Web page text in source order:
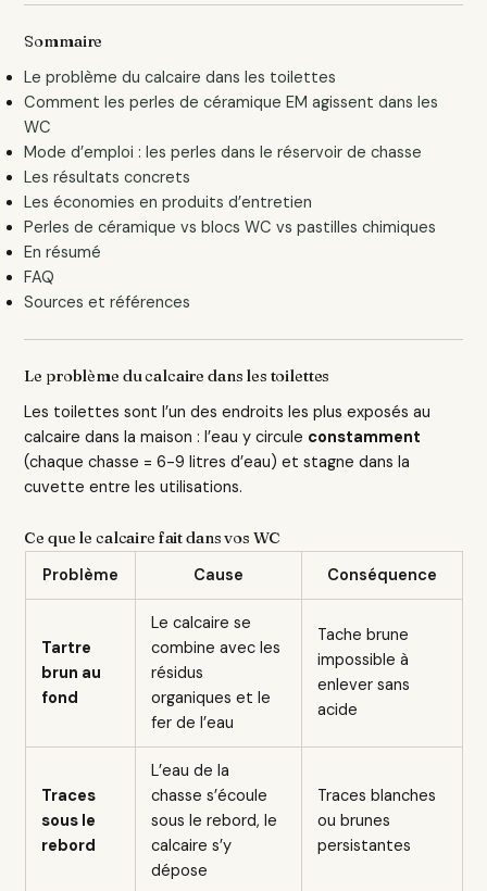
Sommaire
Le problème du calcaire dans les toilettes
Comment les perles de céramique EM agissent dans les
WC
Mode d’emploi : les perles dans le réservoir de chasse
Les résultats concrets
Les économies en produits d’entretien
Perles de céramique vs blocs WC vs pastilles chimiques
En résumé
FAQ
Sources et références
Le problème du calcaire dans les toilettes
Les toilettes sont l’un des endroits les plus exposés au
calcaire dans la maison : l’eau y circule constamment
(chaque chasse = 6-9 litres d’eau) et stagne dans la
cuvette entre les utilisations.
Ce que le calcaire fait dans vos WC
Problème Cause Conséquence
Tartre
brun au
fond
Le calcaire se
combine avec les
résidus
organiques et le
fer de l’eau
Tache brune
impossible à
enlever sans
acide
Traces
sous le
rebord
L’eau de la
chasse s’écoule
sous le rebord, le
calcaire s’y
dépose
Traces blanches
ou brunes
persistantes